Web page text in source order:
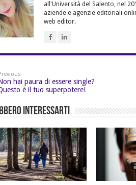
all'Università del Salento, nel
aziende e agenzie editoriali
web editor.
hai paura di essere single?
è il tuo superpotere!
Interessarti